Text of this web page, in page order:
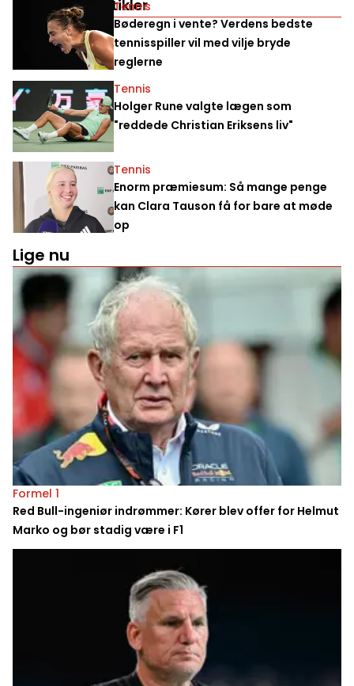
Relaterede artikler
Tennis
Bøderegn i vente? Verdens bedste
tennisspiller vil med vilje bryde
reglerne
Tennis
Holger Rune valgte lægen som
"reddede Christian Eriksens liv"
Tennis
Enorm præmiesum: Så mange penge
kan Clara Tauson få for bare at møde
op
Lige nu
Formel 1
Red Bull-ingeniør indrømmer: Kører blev offer for Helmut
Marko og bør stadig være i F1